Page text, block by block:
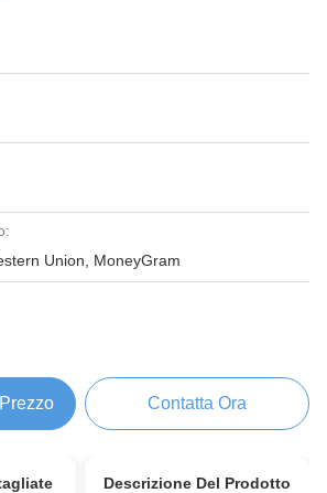
Union, MoneyGram
Contatta Ora
Descrizione Del Prodotto